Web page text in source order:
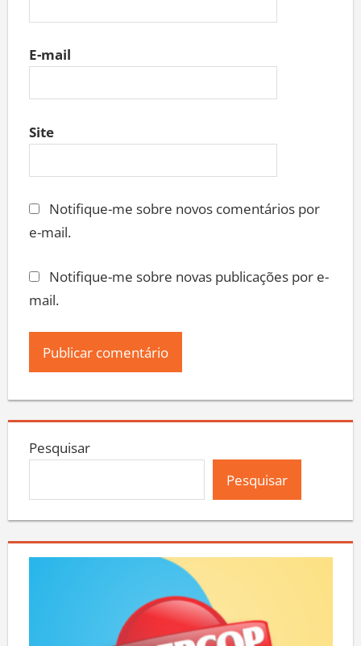
E-mail
Site
Notifique-me sobre novos comentários por
e-mail.
Notifique-me sobre novas publicações por e-
mail.
Pesquisar
Pesquisar